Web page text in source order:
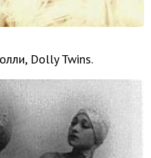
Dolly Twins.